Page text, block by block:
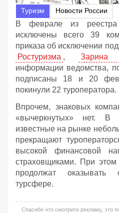
Туризм Новости России
В феврале из реестра
исключены всего 39
приказа об исключении
Ростуризма , Зарина
информации ведомства,
подписаны 18 и 20
покинули 22 туроператора.
Впрочем, знаковых
«вычеркнутых» нет. В
известные на рынке
прекращают
высокой финансовой
страховщиками. При
продолжат оказывать
турсфере.
Спасибо что смотрите рекламу, это